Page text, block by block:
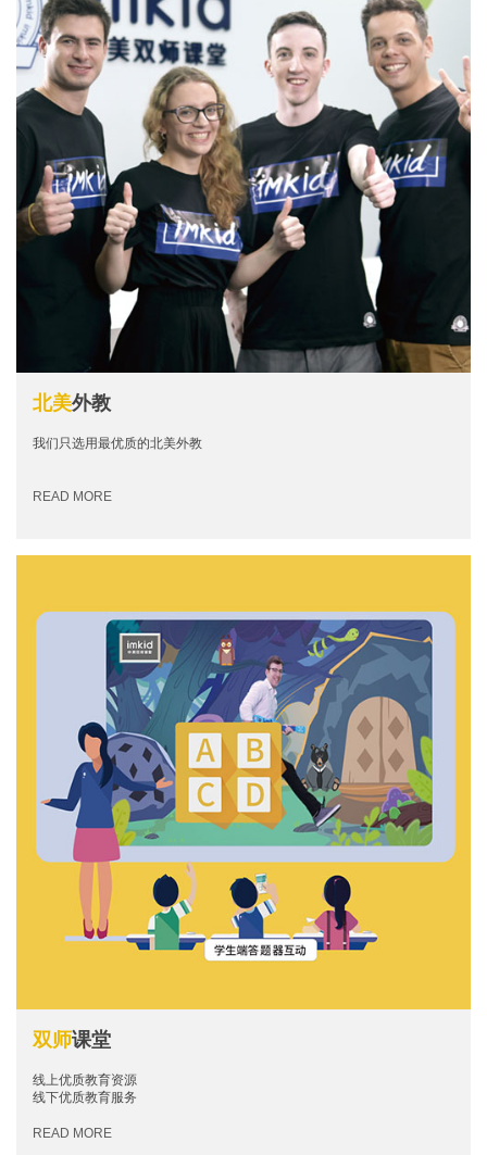
北美外教
我们只选用最优质的北美外教
READ MORE
双师课堂
线上优质教育资源
线下优质教育服务
READ MORE